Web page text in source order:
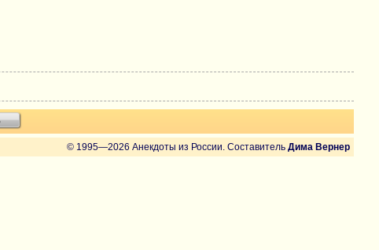
© 1995—2026 Анекдоты из России. Составитель Дима Вернер